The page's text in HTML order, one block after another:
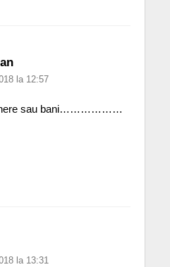
la 12:57
sau bani………………
la 13:31